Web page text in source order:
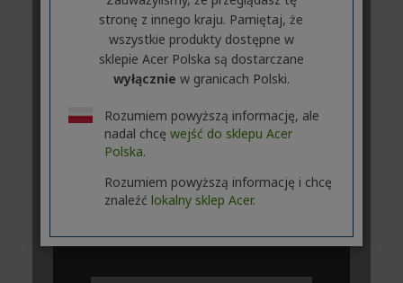
stronę z innego kraju. Pamiętaj, że
wszystkie produkty dostępne w
sklepie Acer Polska są dostarczane
wyłącznie w granicach Polski.
Rozumiem powyższą informację, ale
nadal chcę wejść do sklepu Acer
Polska.
Rozumiem powyższą informację i chcę
znaleźć lokalny sklep Acer.